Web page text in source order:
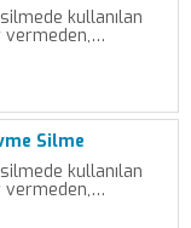
kullanılan
vermeden,…
Silme
kullanılan
vermeden,…